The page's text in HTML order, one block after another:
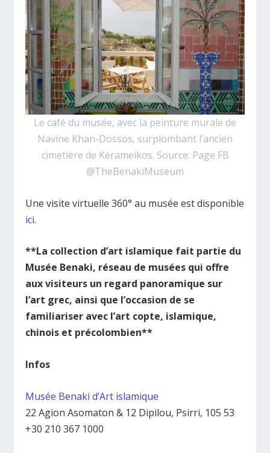
Le café du musée, avec la peinture murale de
Navine Khan-Dossos, surplombant l’ancien
cimetière de Kérameikos. Source: Page FB
@TheBenakiMuseum
Une visite virtuelle 360° au musée est disponible
ici.
**La collection d’art islamique fait partie du
Musée Benaki, réseau de musées qui offre
aux visiteurs un regard panoramique sur
l’art grec, ainsi que l’occasion de se
familiariser avec l’art copte, islamique,
chinois et précolombien**
Infos
Musée Benaki d’Art islamique
22 Agion Asomaton & 12 Dipilou, Psirri, 105 53
+30 210 367 1000